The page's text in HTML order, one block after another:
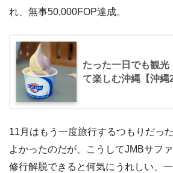
れ、無事50,000FOP達成。
たった一日でも観光
て楽しむ沖縄【沖縄2
11月はもう一度旅行するつもりだっ
よかったのだが、こうしてJMBサフ
修行解脱できると何気にうれしい、